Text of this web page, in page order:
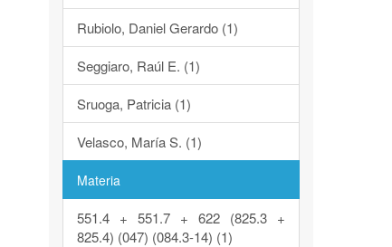
Rubiolo, Daniel Gerardo (1)
Seggiaro, Raúl E. (1)
Sruoga, Patricia (1)
Velasco, María S. (1)
Materia
551.4 + 551.7 + 622 (825.3 +
825.4) (047) (084.3-14) (1)